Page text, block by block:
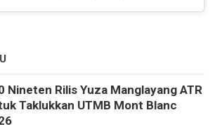
Nineten Rilis Yuza Manglayang ATR
Taklukkan UTMB Mont Blanc